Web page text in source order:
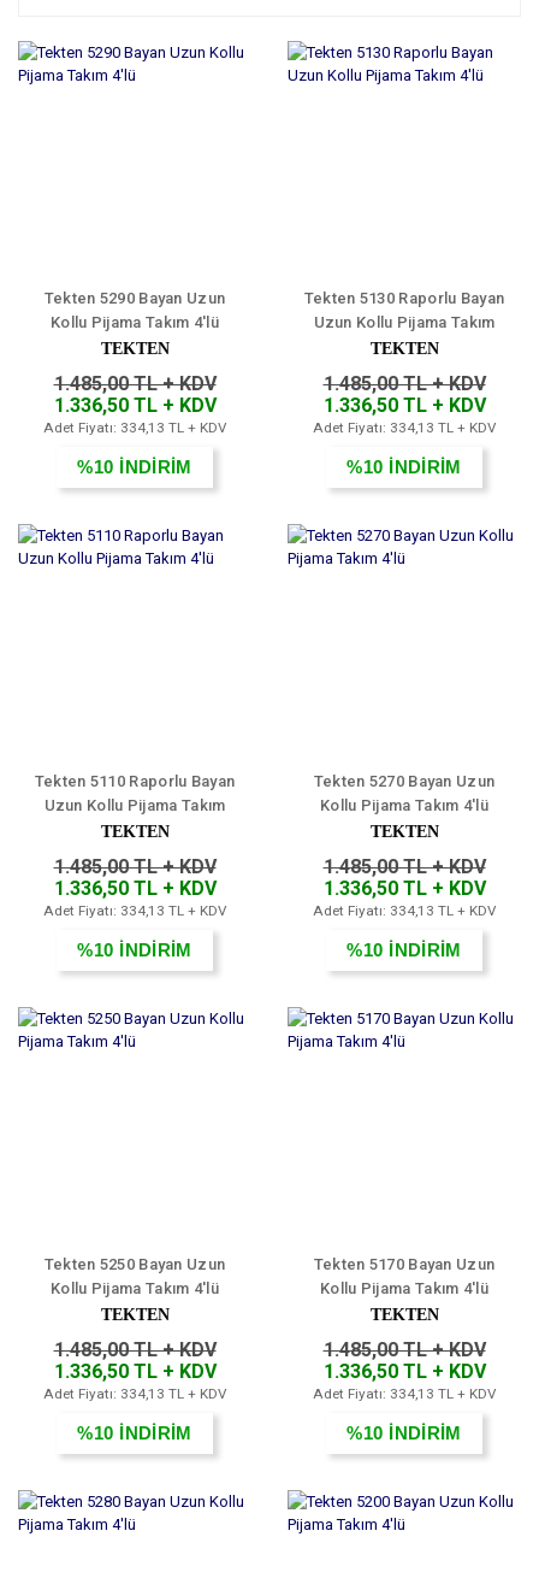
Tekten 5290 Bayan Uzun
Kollu Pijama Takım 4'lü
TEKTEN
1.485,00 TL + KDV
1.336,50 TL + KDV
Adet Fiyatı: 334,13 TL + KDV
%10 İNDİRİM
Tekten 5130 Raporlu Bayan
Uzun Kollu Pijama Takım
4'lü
TEKTEN
1.485,00 TL + KDV
1.336,50 TL + KDV
Adet Fiyatı: 334,13 TL + KDV
%10 İNDİRİM
Tekten 5110 Raporlu Bayan
Uzun Kollu Pijama Takım
4'lü
TEKTEN
1.485,00 TL + KDV
1.336,50 TL + KDV
Adet Fiyatı: 334,13 TL + KDV
%10 İNDİRİM
Tekten 5270 Bayan Uzun
Kollu Pijama Takım 4'lü
TEKTEN
1.485,00 TL + KDV
1.336,50 TL + KDV
Adet Fiyatı: 334,13 TL + KDV
%10 İNDİRİM
Tekten 5250 Bayan Uzun
Kollu Pijama Takım 4'lü
TEKTEN
1.485,00 TL + KDV
1.336,50 TL + KDV
Adet Fiyatı: 334,13 TL + KDV
%10 İNDİRİM
Tekten 5170 Bayan Uzun
Kollu Pijama Takım 4'lü
TEKTEN
1.485,00 TL + KDV
1.336,50 TL + KDV
Adet Fiyatı: 334,13 TL + KDV
%10 İNDİRİM